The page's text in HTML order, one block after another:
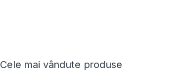
Cele mai vândute produse